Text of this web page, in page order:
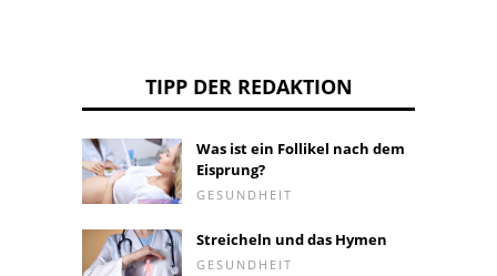
TIPP DER REDAKTION
Was ist ein Follikel nach dem
Eisprung?
GESUNDHEIT
Streicheln und das Hymen
GESUNDHEIT